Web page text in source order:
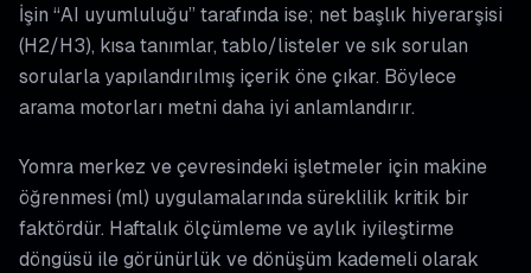
İşin “AI uyumluluğu” tarafında ise; net başlık hiyerarşisi
(H2/H3), kısa tanımlar, tablo/listeler ve sık sorulan
sorularla yapılandırılmış içerik öne çıkar. Böylece
arama motorları metni daha iyi anlamlandırır.
Yomra merkez ve çevresindeki işletmeler için makine
öğrenmesi (ml) uygulamalarında süreklilik kritik bir
faktördür. Haftalık ölçümleme ve aylık iyileştirme
döngüsü ile görünürlük ve dönüşüm kademeli olarak